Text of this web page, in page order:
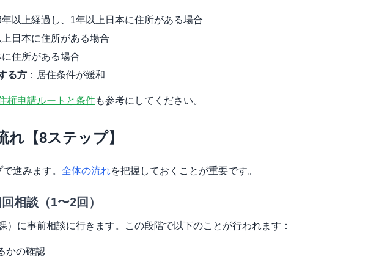
年以上経過し、1年以上日本に住所がある場合
上日本に住所がある場合
に住所がある場合
る方 ：居住条件が緩和
権申請ルートと条件も参考にしてください。
れ【8ステップ】
進みます。 全体の流れを把握しておくことが重要です。
相談（1〜2回）
）に事前相談に行きます。この段階で以下のことが行われます：
かの確認